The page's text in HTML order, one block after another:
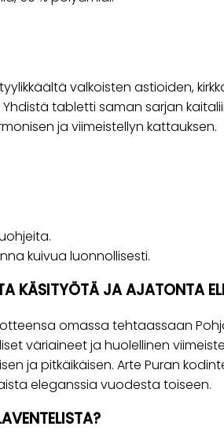
valkoisten astioiden,
tabletti saman sarjan
ja viimeistellyn kattauksen.
kuivua luonnollisesti.
KÄSITYÖTÄ JA AJATONTA
omassa tehtaassaan
väriaineet ja huolellinen
ja pitkäikäisen. Arte Puran
eleganssia vuodesta toiseen.